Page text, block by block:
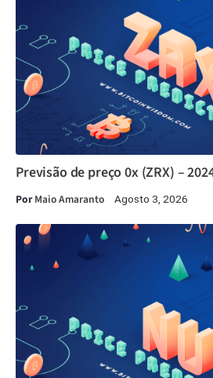
Previsão de preço 0x (ZRX) –
PorMaio Amaranto Agosto 3, 2026